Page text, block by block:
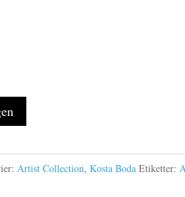
Artist Collection,Kosta Boda Etiketter: